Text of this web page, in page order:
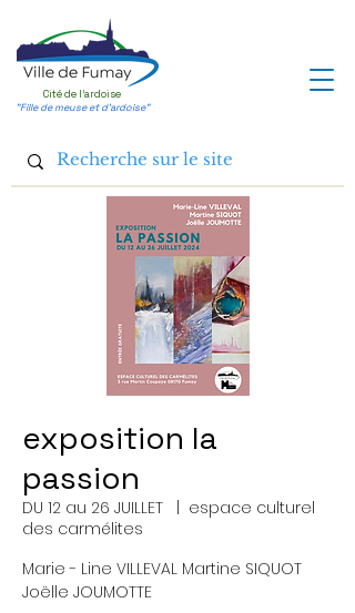
Cité de l'ardoise
"Fille de meuse et d'ardoise"
exposition la
passion
DU 12 au 26 JUILLET
espace culturel
des carmélites
Marie - Line VILLEVAL Martine SIQUOT
Joëlle JOUMOTTE